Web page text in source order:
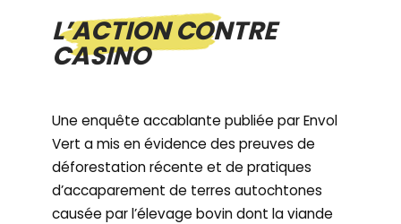
L’ACTION CONTRE
CASINO
Une enquête accablante publiée par Envol
Vert a mis en évidence des preuves de
déforestation récente et de pratiques
d’accaparement de terres autochtones
causée par l’élevage bovin dont la viande